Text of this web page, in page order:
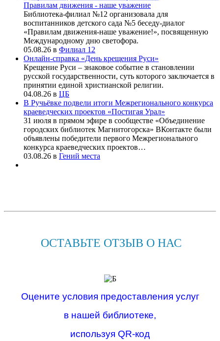
Правилам движения - наше уважение
Библиотека-филиал №12 организовала для
воспитанников детского сада №5 беседу-диалог
«Правилам движения-наше уважение!», посвященную
Международному дню светофора.
05.08.26 в Филиал 12
Онлайн-справка «День крещения Руси»
Крещение Руси – знаковое событие в становлении
русской государственности, суть которого заключается в
принятии единой христианской религии.
04.08.26 в ЦБ
В Ручьёвке подвели итоги Межрегионального конкурса
краеведческих проектов «Постигая Урал»
31 июля в прямом эфире в сообществе «Объединение
городских библиотек Магнитогорска» ВКонтакте были
объявлены победители первого Межрегионального
конкурса краеведческих проектов…
03.08.26 в Гений места
ОСТАВЬТЕ ОТЗЫВ О НАС
Оцените условия предоставления услуг
в нашей библиотеке,
используя QR-код